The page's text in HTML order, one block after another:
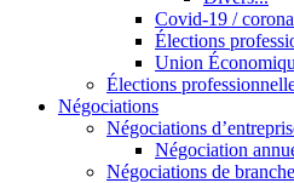
Covid-19 /
Élections
Union
Élections
Négociations
Négociations
Négociation
Négociations de branche